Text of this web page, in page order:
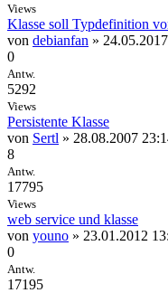
Views
Klasse soll Typdefinition
von debianfan »
0
Antw.
5292
Views
Persistente Klasse
von Sertl » 28.08.2007
8
Antw.
17795
Views
web service und klasse
von youno » 23.01.2012
0
Antw.
17195